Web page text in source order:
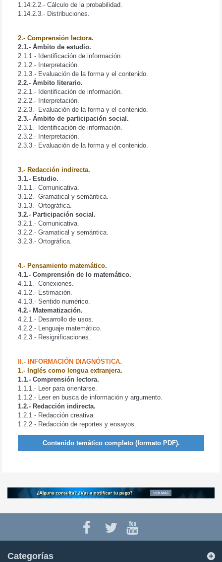
1.14.2.2.- Cálculo de la probabilidad.
1.14.2.3.- Distribuciones.
2.- Comprensión lectora.
2.1.- Ámbito de estudio.
2.1.1.- Identificación de información.
2.1.2.- Interpretación.
2.1.3.- Evaluación de la forma y el contenido.
2.2.- Ámbito literario.
2.2.1.- Identificación de información.
2.2.2.- Interpretación.
2.2.3.- Evaluación de la forma y el contenido.
2.3.- Ámbito de participación social.
2.3.1.- Identificación de información.
2.3.2.- Interpretación.
2.3.3.- Evaluación de la forma y el contenido.
3.- Redacción indirecta.
3.1.- Estudio.
3.1.1.- Comunicativa.
3.1.2.- Gramatical y semántica.
3.1.3.- Ortográfica.
3.2.- Participación social.
3.2.1.- Comunicativa.
3.2.2.- Gramatical y semántica.
3.2.3.- Ortográfica.
4.- Pensamiento matemático.
4.1.- Comprensión de lo matemático.
4.1.1.- Conexiones.
4.1.2.- Estimación.
4.1.3.- Sentido numérico.
4.2.- Matematización.
4.2.1.- Desarrollo de usos.
4.2.2.- Lenguaje matemático.
4.2.3.- Resignificaciones.
II.- INFORMACIÓN DIAGNÓSTICA.
1.- Inglés como lengua extranjera.
1.1.- Comprensión lectora.
1.1.1.- Leer para orientarse.
1.1.2.- Leer en busca de información y argumento.
1.2.- Redacción indirecta.
1.2.1.- Redacción creativa.
1.2.2.- Redacción de reportes y ensayos.
Contenido temático completo (formato PDF).
Categorías